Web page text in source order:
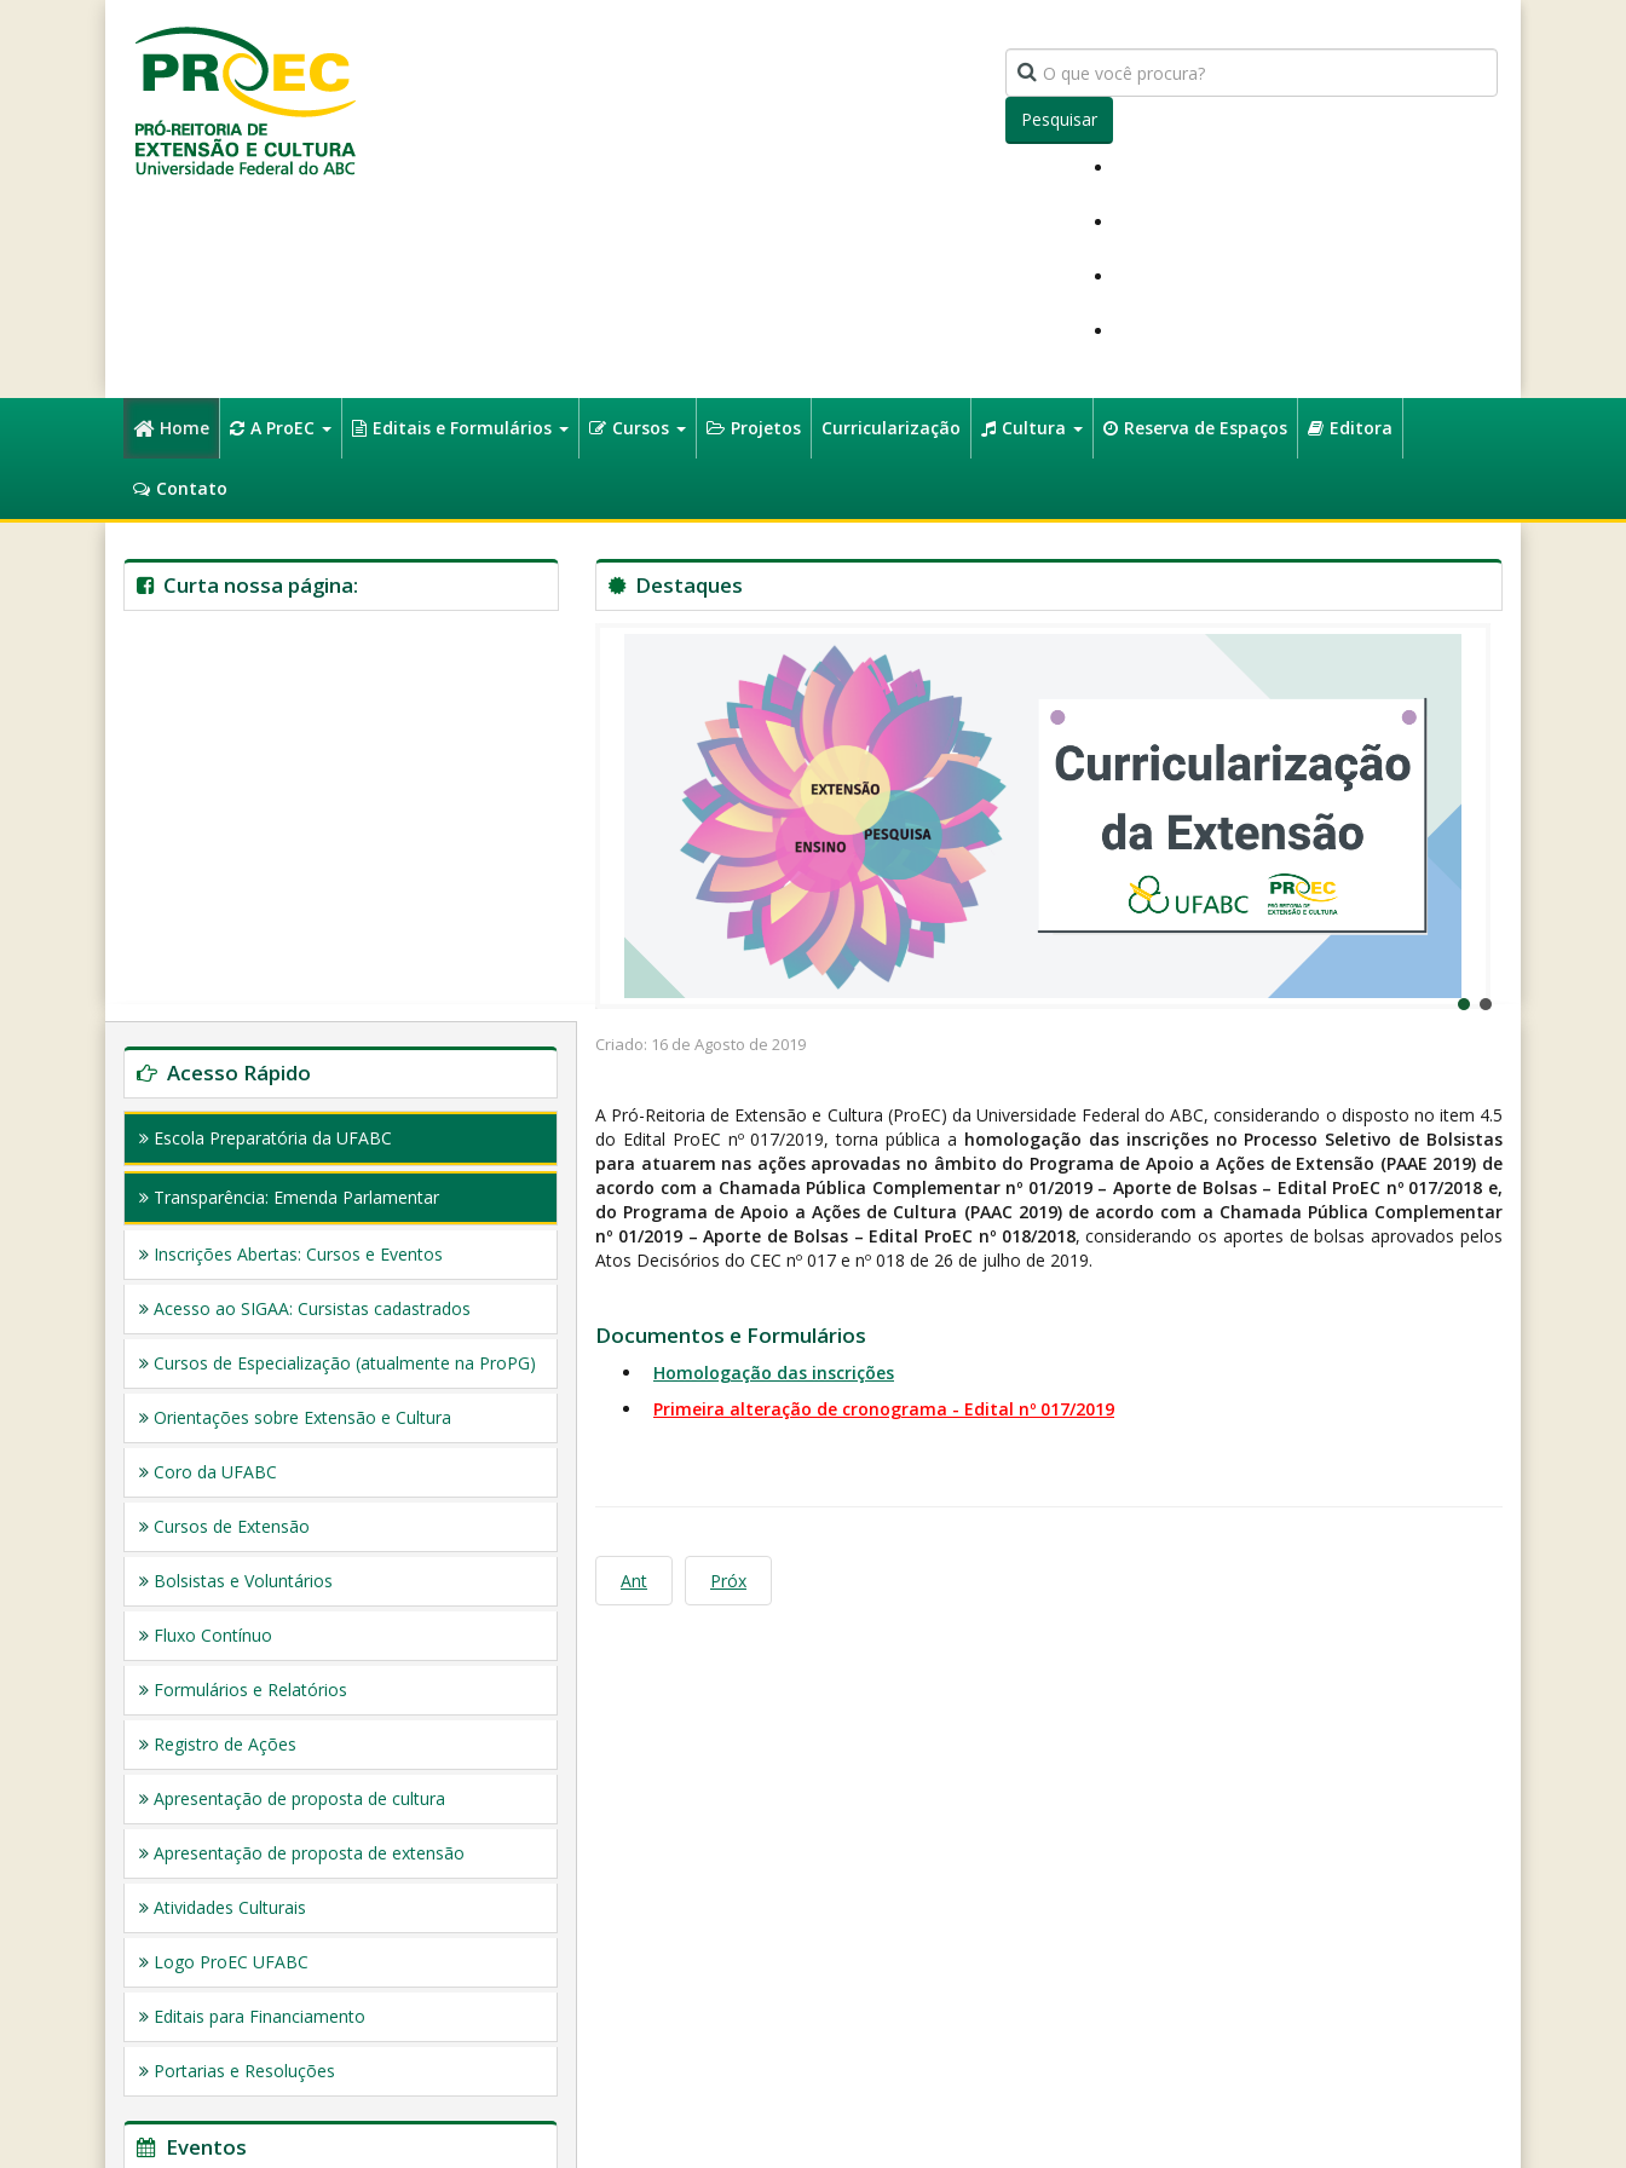
Pesquisar
Home A ProEC Editais e Formulários Cursos Projetos Curricularização Cultura Reserva de Espaços Editora
Contato
Curta nossa página: Destaques
Criado: 16 de Agosto de 2019
A Pró-Reitoria de Extensão e Cultura (ProEC) da Universidade Federal do ABC, considerando o disposto no item 4.5
do Edital ProEC nº 017/2019, torna pública a homologação das inscrições no Processo Seletivo de Bolsistas
para atuarem nas ações aprovadas no âmbito do Programa de Apoio a Ações de Extensão (PAAE 2019) de
acordo com a Chamada Pública Complementar nº 01/2019 – Aporte de Bolsas – Edital ProEC nº 017/2018 e,
do Programa de Apoio a Ações de Cultura (PAAC 2019) de acordo com a Chamada Pública Complementar
nº 01/2019 – Aporte de Bolsas – Edital ProEC nº 018/2018, considerando os aportes de bolsas aprovados pelos
Atos Decisórios do CEC nº 017 e nº 018 de 26 de julho de 2019.
Documentos e Formulários
Homologação das inscrições
Primeira alteração de cronograma - Edital nº 017/2019
Ant Próx
Acesso Rápido
Escola Preparatória da UFABC
Transparência: Emenda Parlamentar
Inscrições Abertas: Cursos e Eventos
Acesso ao SIGAA: Cursistas cadastrados
Cursos de Especialização (atualmente na ProPG)
Orientações sobre Extensão e Cultura
Coro da UFABC
Cursos de Extensão
Bolsistas e Voluntários
Fluxo Contínuo
Formulários e Relatórios
Registro de Ações
Apresentação de proposta de cultura
Apresentação de proposta de extensão
Atividades Culturais
Logo ProEC UFABC
Editais para Financiamento
Portarias e Resoluções
Eventos
Ano
Anterior
Mês
Anterior
Próximo
Ano
Próximo
Mês